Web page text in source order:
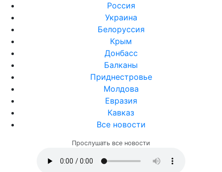
Россия
Украина
Белоруссия
Крым
Донбасс
Балканы
Приднестровье
Молдова
Евразия
Кавказ
Все новости
Прослушать все новости